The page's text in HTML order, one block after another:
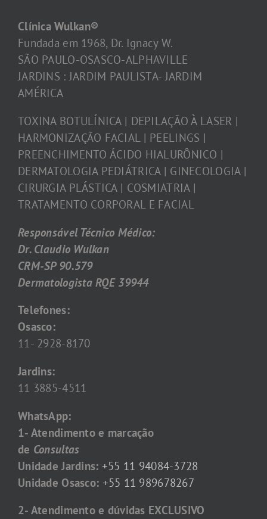
Clínica Wulkan®
Fundada em 1968, Dr. Ignacy W.
SÃO PAULO-OSASCO-ALPHAVILLE
JARDINS : JARDIM PAULISTA- JARDIM
AMÉRICA
TOXINA BOTULÍNICA | DEPILAÇÃO À LASER |
HARMONIZAÇÃO FACIAL | PEELINGS |
PREENCHIMENTO ÁCIDO HIALURÔNICO |
DERMATOLOGIA PEDIÁTRICA | GINECOLOGIA |
CIRURGIA PLÁSTICA | COSMIATRIA |
TRATAMENTO CORPORAL E FACIAL
Responsável Técnico Médico:
Dr. Claudio Wulkan
CRM-SP 90.579
Dermatologista RQE 39944
Telefones:
Osasco:
11- 2928-8170
Jardins:
11 3885-4511
WhatsApp:
1- Atendimento e marcação
de Consultas
Unidade Jardins: +55 11 94084-3728
Unidade Osasco: +55 11 989678267
2- Atendimento e dúvidas EXCLUSIVO